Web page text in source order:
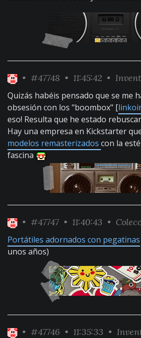
• #47748 • 11:45:42 •
Quizás habéis pensado que se me
obsesión con los "boombox" [
eso! Resulta que he estado
Hay una empresa en Kickstarter
modelos remasterizados con la
fascina
• #47747 • 11:40:43 •
Portátiles adornados con pegatinas
unos años)
• #47746 • 11:35:33 •